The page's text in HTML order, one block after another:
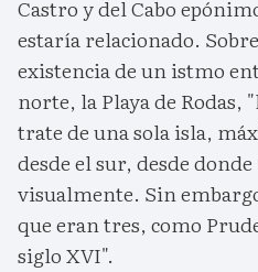
Castro y del Cabo
estaría relacionado.
existencia de un istmo
norte, la Playa de Rodas,
trate de una sola isla,
desde el sur, desde
visualmente. Sin
que eran tres, como
siglo XVI".